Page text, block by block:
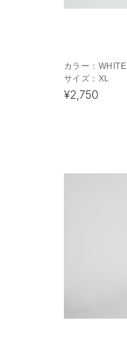
カラー： WHITE
サイズ： XL
¥2,750